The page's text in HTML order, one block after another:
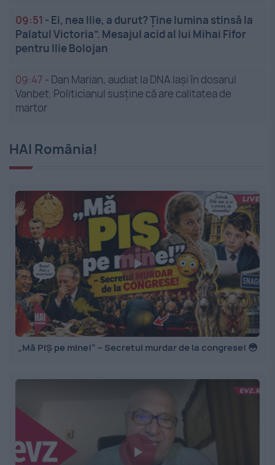
09:51 - Ei, nea Ilie, a durut? Ține lumina stinsă la
Palatul Victoria”. Mesajul acid al lui Mihai Fifor
pentru Ilie Bolojan
09:47 - Dan Marian, audiat la DNA Iași în dosarul
Vanbet. Politicianul susține că are calitatea de
martor
HAI România!
„Mă PIȘ pe mine!” – Secretul murdar de la congrese! 😳